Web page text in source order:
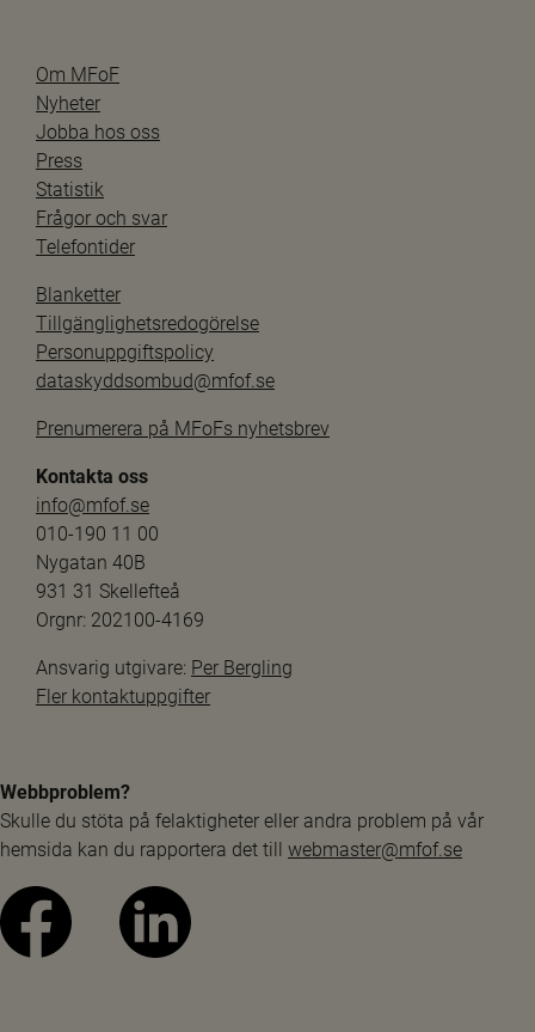
Om MFoF
Nyheter
Jobba hos oss
Press
Statistik
Frågor och svar
Telefontider
Blanketter
Tillgänglighetsredogörelse
Personuppgiftspolicy
dataskyddsombud@mfof.se
Prenumerera på MFoFs nyhetsbrev
Kontakta oss
info@mfof.se
010-190 11 00
Nygatan 40B
931 31 Skellefteå
Orgnr: 202100-4169
Ansvarig utgivare: Per Bergling
Fler kontaktuppgifter
Webbproblem?
Skulle du stöta på felaktigheter eller andra problem på vår
hemsida kan du rapportera det till webmaster@mfof.se